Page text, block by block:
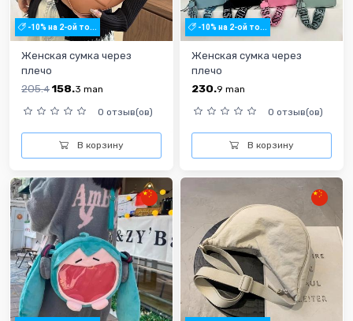
-10% на 2-ой то...
Женская сумка через
плечо
205.4 158.3 man
0 отзыв(ов)
В корзину
-10% на 2-ой то...
Женская сумка через
плечо
230.9 man
0 отзыв(ов)
В корзину